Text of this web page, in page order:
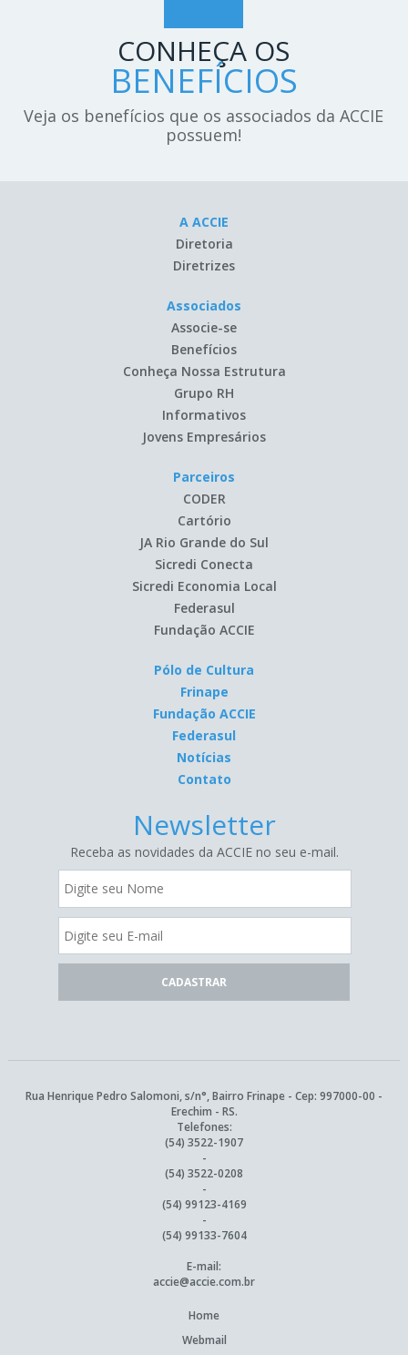
CONHEÇA OS
BENEFÍCIOS
Veja os benefícios que os associados da ACCIE
possuem!
A ACCIE
Diretoria
Diretrizes
Associados
Associe-se
Benefícios
Conheça Nossa Estrutura
Grupo RH
Informativos
Jovens Empresários
Parceiros
CODER
Cartório
JA Rio Grande do Sul
Sicredi Conecta
Sicredi Economia Local
Federasul
Fundação ACCIE
Pólo de Cultura
Frinape
Fundação ACCIE
Federasul
Notícias
Contato
Newsletter
Receba as novidades da ACCIE no seu e-mail.
Rua Henrique Pedro Salomoni, s/n°, Bairro Frinape - Cep: 997000-00 -
Erechim - RS.
Telefones:
(54) 3522-1907
-
(54) 3522-0208
-
(54) 99123-4169
-
(54) 99133-7604
E-mail:
accie@accie.com.br
Home
Webmail